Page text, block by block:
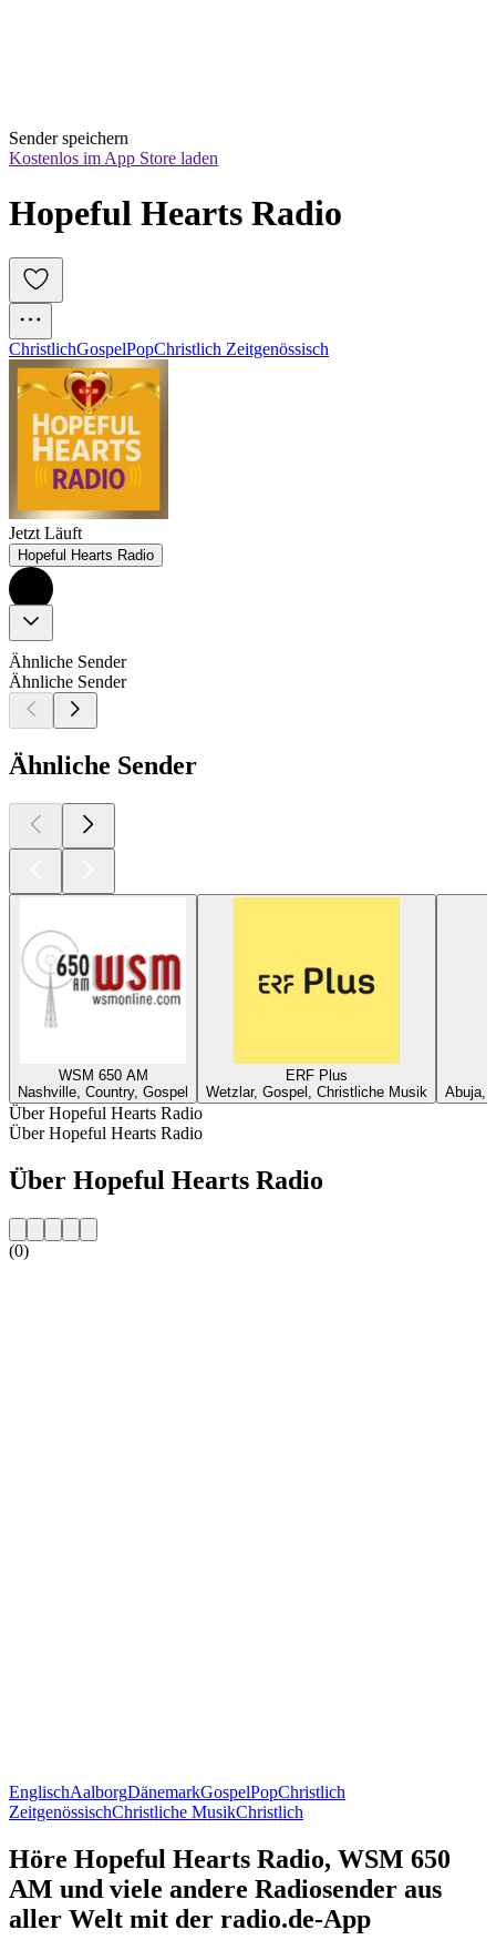
Sender speichern
Kostenlos im App Store laden
Hopeful Hearts Radio
ChristlichGospelPopChristlich Zeitgenössisch
Jetzt Läuft
Hopeful Hearts Radio
Ähnliche Sender
Ähnliche Sender
Ähnliche Sender
WSM 650 AM
Nashville, Country, Gospel
ERF Plus
Wetzlar, Gospel, Christliche Musik
Abuja,
Über Hopeful Hearts Radio
Über Hopeful Hearts Radio
Über Hopeful Hearts Radio
(0)
EnglischAalborgDänemarkGospelPopChristlich
ZeitgenössischChristliche MusikChristlich
Höre Hopeful Hearts Radio, WSM 650
AM und viele andere Radiosender aus
aller Welt mit der radio.de-App